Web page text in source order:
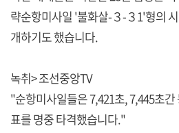
략순항미사일 '불화살-３-３1'형의
개하기도 했습니다.
녹취> 조선중앙TV
"순항미사일들은 7,421초, 7,445초
표를 명중 타격했습니다."